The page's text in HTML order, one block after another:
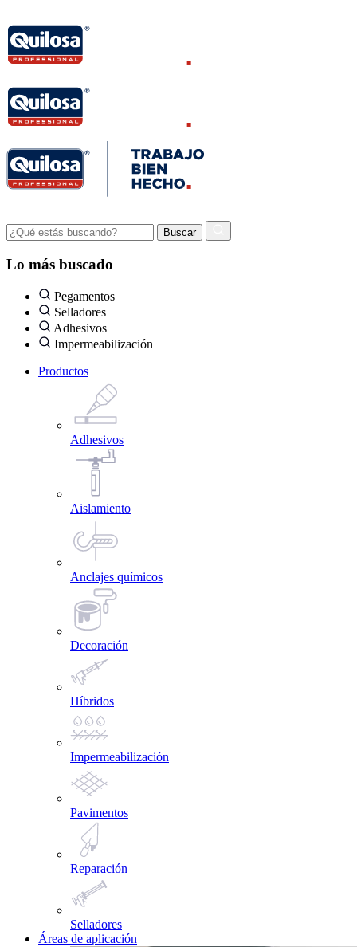
Lo más buscado
Pegamentos
Selladores
Adhesivos
Impermeabilización
Productos
Adhesivos
Aislamiento
Anclajes químicos
Decoración
Híbridos
Impermeabilización
Pavimentos
Reparación
Selladores
Áreas de aplicación